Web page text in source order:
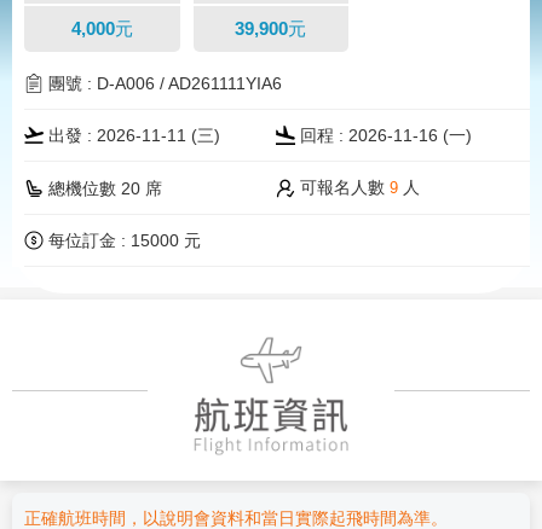
4,000元 39,900元
團號 : D-A006 / AD261111YIA6
出發 : 2026-11-11 (三) 回程 : 2026-11-16 (一)
總機位數 20 席 可報名人數9 人
每位訂金 : 15000 元
正確航班時間，以說明會資料和當日實際起飛時間為準。